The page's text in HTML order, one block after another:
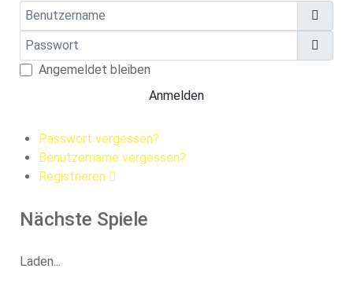
Benutzername
Passwort
Angemeldet bleiben
Anmelden
Passwort vergessen?
Benutzername vergessen?
Registrieren
Nächste Spiele
Laden...